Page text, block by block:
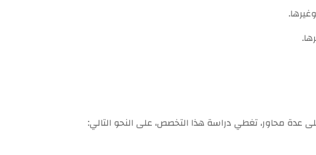
عدة محاور، تغطي دراسة هذا التخصص، على النحو التالي: